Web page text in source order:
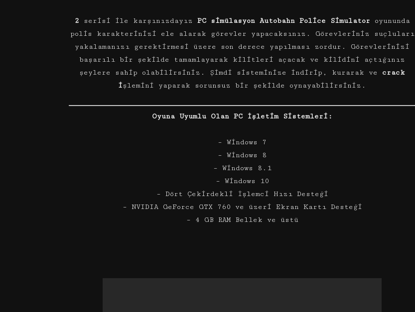
2 serisi ile karşınızdayız PC simülasyon Autobahn Police Simulator oyununda
polis karakterinizi ele alarak görevler yapacaksınız. Görevleriniz suçluları
yakalamanızı gerektirmesi üzere son derece yapılması zordur. Görevlerinizi
başarılı bir şekilde tamamlayarak kilitleri açacak ve kilidini açtığınız
şeylere sahip olabilirsiniz. Şimdi sisteminize indirip, kurarak ve
crack
işlemini yaparak sorunsuz bir şekilde oynayabilirsiniz.
Oyuna Uyumlu Olan PC İşletim Sistemleri:
– Windows 7
– Windows 8
– Windows 8.1
– Windows 10
– Dört Çekirdekli İşlemci Hızı Desteği
– NVIDIA GeForce GTX 760 ve üzeri Ekran Kartı Desteği
– 4 GB RAM Bellek ve üstü